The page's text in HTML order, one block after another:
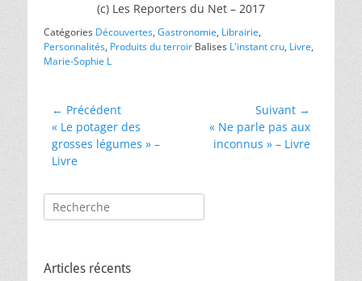
(c) Les Reporters du Net – 2017
Catégories Découvertes, Gastronomie, Librairie,
Personnalités, Produits du terroir Balises L'instant cru, Livre,
Marie-Sophie L
Navigation
de
l’article
← Précédent
Article
précédent :
« Le potager des
grosses légumes » –
Livre
Suivant →
Article
suivant :
« Ne parle pas aux
inconnus » – Livre
Rechercher :
Articles récents